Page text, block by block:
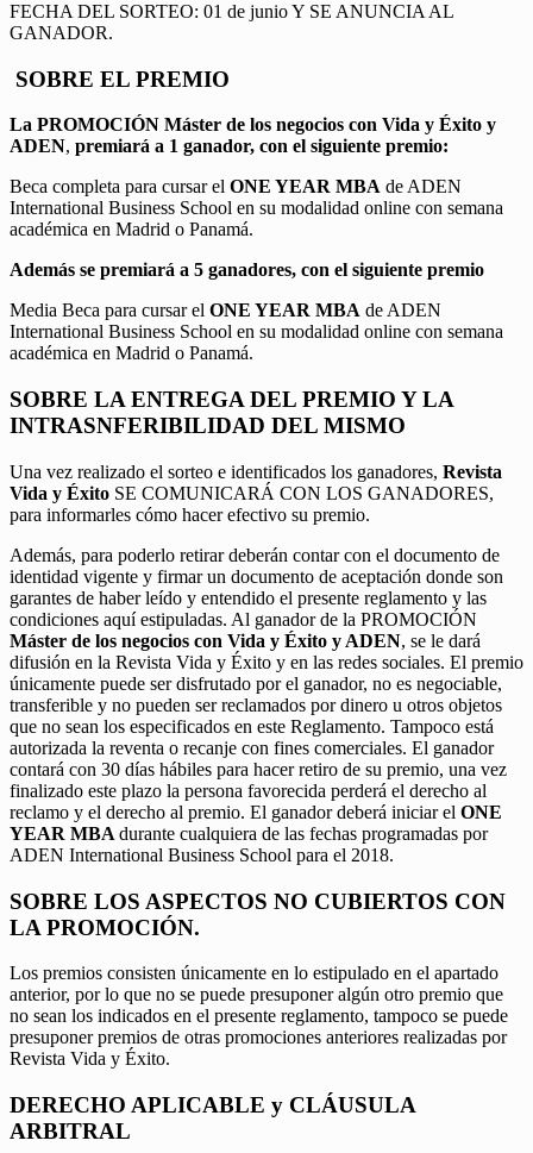
FECHA DEL SORTEO: 01 de junio Y SE ANUNCIA AL
GANADOR.
SOBRE EL PREMIO
La PROMOCIÓN Máster de los negocios con Vida y Éxito y
ADEN, premiará a 1 ganador, con el siguiente premio:
Beca completa para cursar el ONE YEAR MBA de ADEN
International Business School en su modalidad online con semana
académica en Madrid o Panamá.
Además se premiará a 5 ganadores, con el siguiente premio
Media Beca para cursar el ONE YEAR MBA de ADEN
International Business School en su modalidad online con semana
académica en Madrid o Panamá.
SOBRE LA ENTREGA DEL PREMIO Y LA
INTRASNFERIBILIDAD DEL MISMO
Una vez realizado el sorteo e identificados los ganadores, Revista
Vida y Éxito SE COMUNICARÁ CON LOS GANADORES,
para informarles cómo hacer efectivo su premio.
Además, para poderlo retirar deberán contar con el documento de
identidad vigente y firmar un documento de aceptación donde son
garantes de haber leído y entendido el presente reglamento y las
condiciones aquí estipuladas. Al ganador de la PROMOCIÓN
Máster de los negocios con Vida y Éxito y ADEN, se le dará
difusión en la Revista Vida y Éxito y en las redes sociales. El premio
únicamente puede ser disfrutado por el ganador, no es negociable,
transferible y no pueden ser reclamados por dinero u otros objetos
que no sean los especificados en este Reglamento. Tampoco está
autorizada la reventa o recanje con fines comerciales. El ganador
contará con 30 días hábiles para hacer retiro de su premio, una vez
finalizado este plazo la persona favorecida perderá el derecho al
reclamo y el derecho al premio. El ganador deberá iniciar el ONE
YEAR MBA durante cualquiera de las fechas programadas por
ADEN International Business School para el 2018.
SOBRE LOS ASPECTOS NO CUBIERTOS CON
LA PROMOCIÓN.
Los premios consisten únicamente en lo estipulado en el apartado
anterior, por lo que no se puede presuponer algún otro premio que
no sean los indicados en el presente reglamento, tampoco se puede
presuponer premios de otras promociones anteriores realizadas por
Revista Vida y Éxito.
DERECHO APLICABLE y CLÁUSULA
ARBITRAL